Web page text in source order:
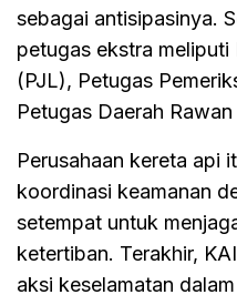
sebagai antisipasinya.
petugas ekstra
(PJL), Petugas
Petugas Daerah
Perusahaan kereta api
koordinasi keamanan
setempat untuk
ketertiban. Terakhir,
aksi keselamatan